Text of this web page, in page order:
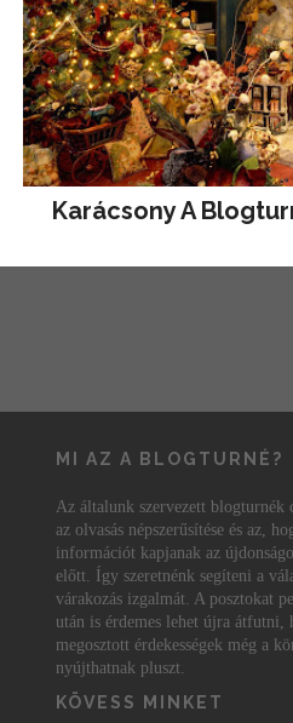
Karácsony A
MI AZ A BLOGTURNÉ?
Az általunk szervezett blogturnék
az olvasás népszerűsítése és az,
információt kapjanak az
előtt. Így szeretnénk segíteni a
várakozás izgalmát. A posztokat
után is érdemes lehet újra átfutni,
megosztott érdekességek még a
nyújthatnak pluszt.
KÖVESS MINKET